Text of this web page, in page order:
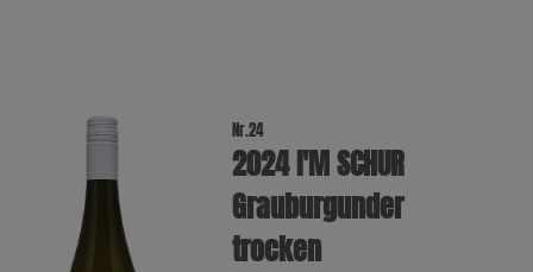
Nr.24
2024 I′M SCHUR
Grauburgunder
trocken